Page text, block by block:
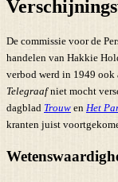
De commissie voor de
handelen van Hakkie
verbod werd in 1949 ook
Telegraafniet mocht
dagblad Trouw en Het
kranten juist